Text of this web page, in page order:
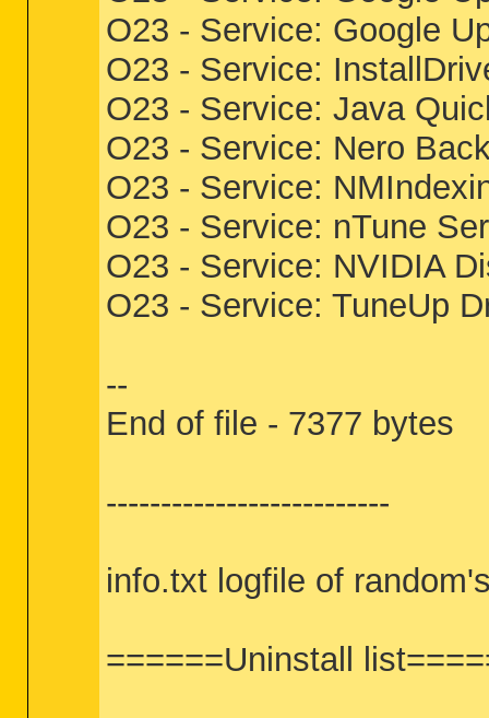
O23 - Service: Google
O23 - Service:
O23 - Service: Java
O23 - Service: Nero
O23 - Service:
O23 - Service: nTune
O23 - Service: NVIDIA
O23 - Service: TuneUp
--
End of file - 7377 bytes
--------------------------
info.txt logfile of
======Uninstall